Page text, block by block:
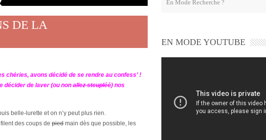
DE LA
chéries, avons décidé de se rendre au confess’ !
décider de laver (ou non allez steupléé) nos
belle-lurette et on n’y peut plus rien.
des coups de pied main dès que possible, les
EN MODE YOUTUBE